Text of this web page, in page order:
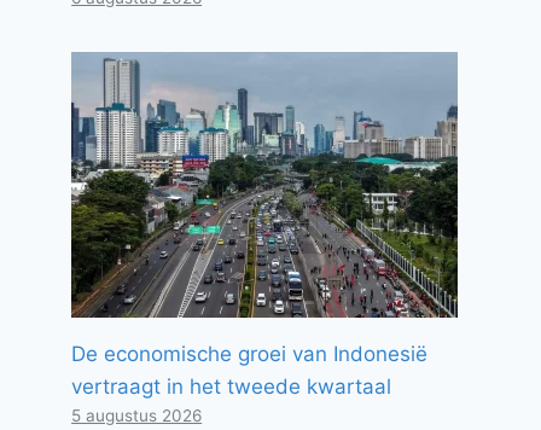
De economische groei van Indonesië
vertraagt ​​in het tweede kwartaal
5 augustus 2026